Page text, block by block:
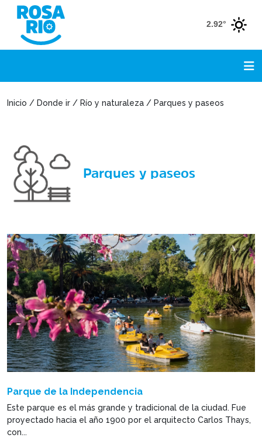
2.92°
Inicio / Donde ir / Río y naturaleza / Parques y paseos
Parques y paseos
Parque de la Independencia
Este parque es el más grande y tradicional de la ciudad. Fue
proyectado hacia el año 1900 por el arquitecto Carlos Thays,
con...